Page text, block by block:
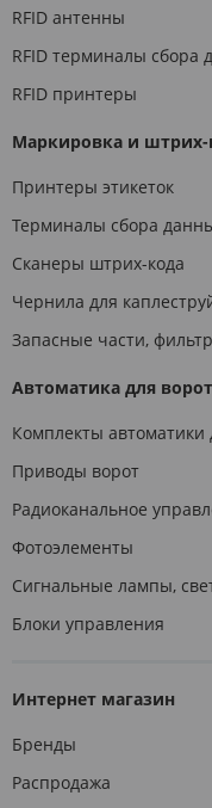
RFID антенны
RFID терминалы сбора
RFID принтеры
Маркировка и
Принтеры этикеток
Терминалы сбора
Сканеры штрих-кода
Чернила для
Запасные части,
Автоматика для ворот
Комплекты автоматики
Приводы ворот
Радиоканальное
Фотоэлементы
Сигнальные лампы,
Блоки управления
Интернет магазин
Бренды
Распродажа